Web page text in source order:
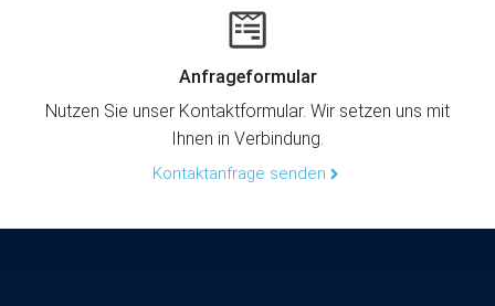
Anfrageformular
Nutzen Sie unser Kontaktformular. Wir setzen uns mit
Ihnen in Verbindung.
Kontaktanfrage senden